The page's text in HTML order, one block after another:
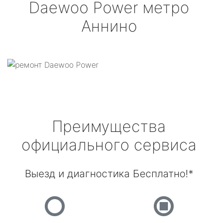
Daewoo Power метро
Аннино
Преимущества
официального сервиса
Выезд и диагностика Бесплатно!*